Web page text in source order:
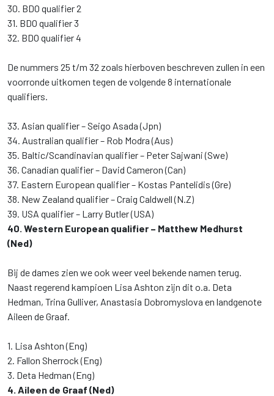
30. BDO qualifier 2
31. BDO qualifier 3
32. BDO qualifier 4
De nummers 25 t/m 32 zoals hierboven beschreven zullen in een
voorronde uitkomen tegen de volgende 8 internationale
qualifiers.
33. Asian qualifier – Seigo Asada (Jpn)
34. Australian qualifier – Rob Modra (Aus)
35. Baltic/Scandinavian qualifier – Peter Sajwani (Swe)
36. Canadian qualifier – David Cameron (Can)
37. Eastern European qualifier – Kostas Pantelidis (Gre)
38. New Zealand qualifier – Craig Caldwell (N.Z)
39. USA qualifier – Larry Butler (USA)
40. Western European qualifier – Matthew Medhurst
(Ned)
Bij de dames zien we ook weer veel bekende namen terug.
Naast regerend kampioen Lisa Ashton zijn dit o.a. Deta
Hedman, Trina Gulliver, Anastasia Dobromyslova en landgenote
Aileen de Graaf.
1. Lisa Ashton (Eng)
2. Fallon Sherrock (Eng)
3. Deta Hedman (Eng)
4. Aileen de Graaf (Ned)